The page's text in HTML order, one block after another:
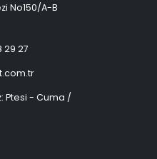
No150/A-B
29 27
Ptesi - Cuma /